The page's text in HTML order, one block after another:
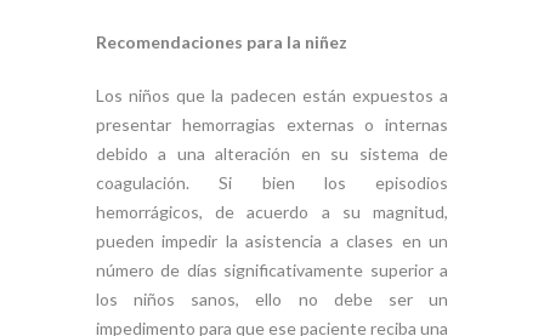
Recomendaciones para la niñez
Los niños que la padecen están expuestos a
presentar hemorragias externas o internas
debido a una alteración en su sistema de
coagulación. Si bien los episodios
hemorrágicos, de acuerdo a su magnitud,
pueden impedir la asistencia a clases en un
número de días significativamente superior a
los niños sanos, ello no debe ser un
impedimento para que ese paciente reciba una